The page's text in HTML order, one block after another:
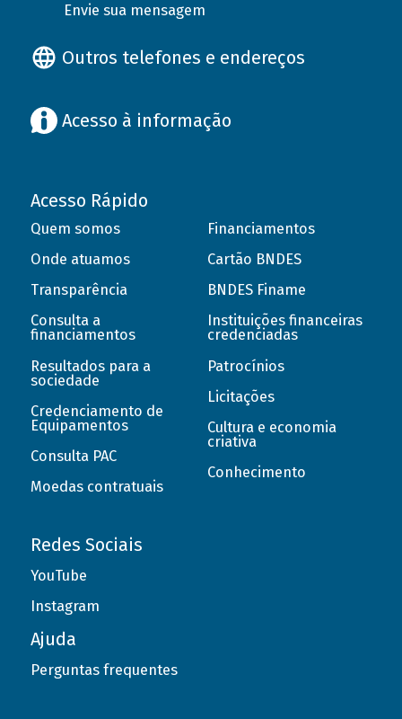
Envie sua mensagem
Outros telefones e endereços
Acesso à informação
Acesso Rápido
Quem somos
Onde atuamos
Transparência
Consulta a
financiamentos
Resultados para a
sociedade
Credenciamento de
Equipamentos
Consulta PAC
Moedas contratuais
Financiamentos
Cartão BNDES
BNDES Finame
Instituições financeiras
credenciadas
Patrocínios
Licitações
Cultura e economia
criativa
Conhecimento
Redes Sociais
YouTube
Instagram
Ajuda
Perguntas frequentes